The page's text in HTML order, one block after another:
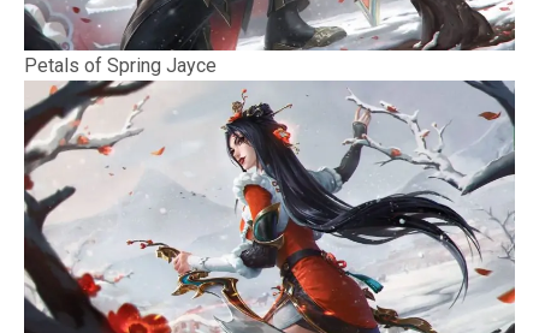
Petals of Spring Jayce